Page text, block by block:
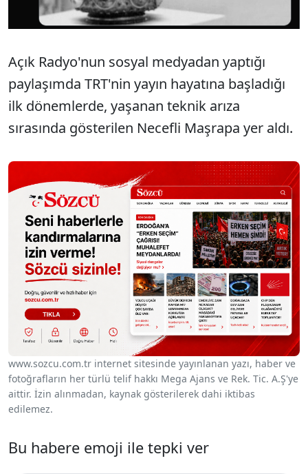
Açık Radyo'nun sosyal medyadan yaptığı
paylaşımda TRT'nin yayın hayatına başladığı
ilk dönemlerde, yaşanan teknik arıza
sırasında gösterilen Necefli Maşrapa yer aldı.
www.sozcu.com.tr internet sitesinde yayınlanan yazı, haber ve
fotoğrafların her türlü telif hakkı Mega Ajans ve Rek. Tic. A.Ş'ye
aittir. İzin alınmadan, kaynak gösterilerek dahi iktibas
edilemez.
Bu habere emoji ile tepki ver